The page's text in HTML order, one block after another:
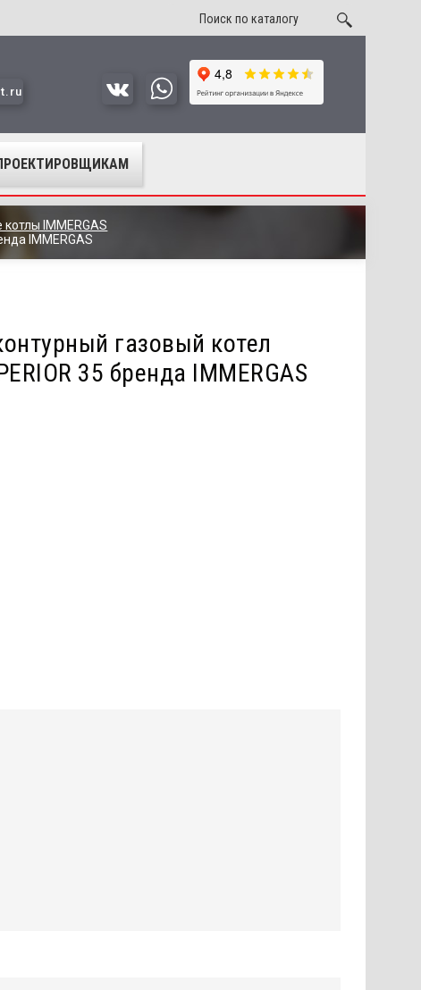
IMMERGAS
IMMERGAS
газовый котел
35 бренда IMMERGAS